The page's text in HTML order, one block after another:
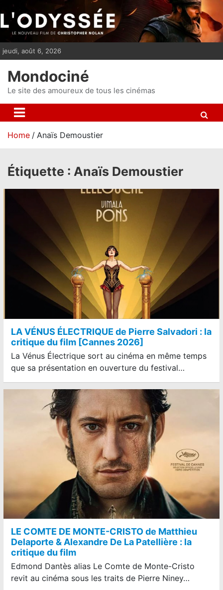
i
p
t
n
t
jeudi, août 6, 2026
Mondociné
Le site des amoureux de tous les cinémas
Home Anaïs Demoustier
Étiquette : Anaïs Demoustier
LA VÉNUS ÉLECTRIQUE de Pierre Salvadori : la
critique du film [Cannes 2026]
La Vénus Électrique sort au cinéma en même temps
que sa présentation en ouverture du festival…
LE COMTE DE MONTE-CRISTO de Matthieu
Delaporte & Alexandre De La Patellière : la
critique du film
Edmond Dantès alias Le Comte de Monte-Cristo
revit au cinéma sous les traits de Pierre Niney…